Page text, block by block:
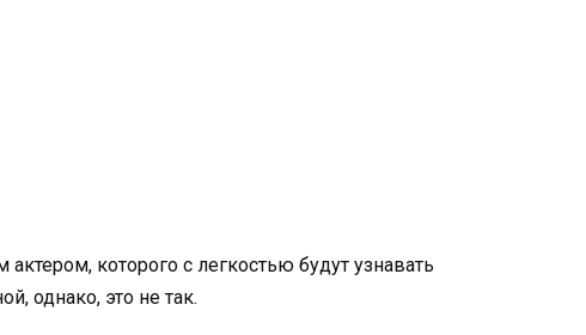
которого с легкостью будут узнавать
однако, это не так.